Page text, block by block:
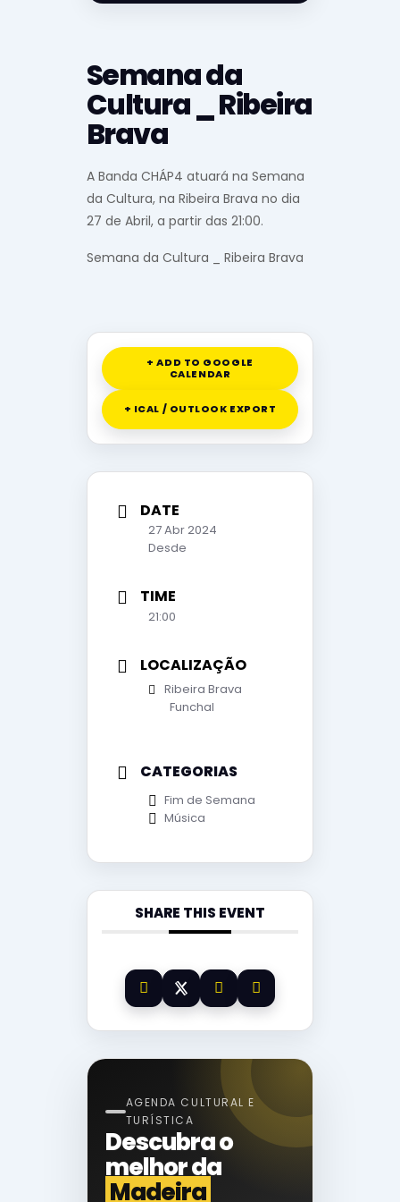
Semana da
Cultura _ Ribeira
Brava
A Banda CHÁP4 atuará na Semana
da Cultura, na Ribeira Brava no dia
27 de Abril, a partir das 21:00.
Semana da Cultura _ Ribeira Brava
+ ADD TO GOOGLE
CALENDAR
+ ICAL / OUTLOOK EXPORT
DATE
27 Abr 2024
Desde
TIME
21:00
LOCALIZAÇÃO
Ribeira Brava
Funchal
CATEGORIAS
Fim de Semana
Música
SHARE THIS EVENT
AGENDA CULTURAL E
TURÍSTICA
Descubra o
melhor da
Madeira